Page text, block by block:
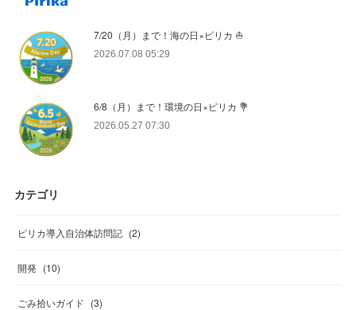
7/20（月）まで！海の日×ピリカ ⛵️
2026.07.08 05:29
6/8（月）まで！環境の日×ピリカ 💐
2026.05.27 07:30
カテゴリ
ピリカ導入自治体訪問記 (2)
開発 (10)
ごみ拾いガイド (3)